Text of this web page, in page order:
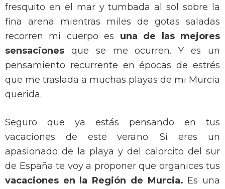
fresquito en el mar y tumbada al sol sobre la
fina arena mientras miles de gotas saladas
recorren mi cuerpo es una de las mejores
sensaciones que se me ocurren. Y es un
pensamiento recurrente en épocas de estrés
que me traslada a muchas playas de mi Murcia
querida.
Seguro que ya estás pensando en tus
vacaciones de este verano. Si eres un
apasionado de la playa y del calorcito del sur
de España te voy a proponer que organices tus
vacaciones en la Región de Murcia. Es una